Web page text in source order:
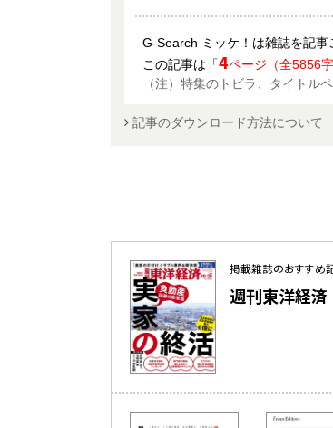
G-Search ミッケ！は雑誌を記事
この記事は「4ページ（全5856字
（注）特集のトビラ、タイトル
記事のダウンロード方法について
掲載雑誌のおすすめ
週刊東洋経